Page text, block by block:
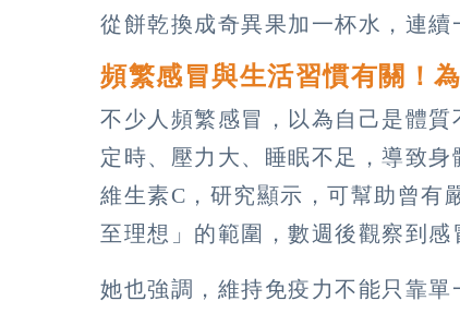
從餅乾換成奇異果加一杯水，連續
頻繁感冒與生活習慣有關！
不少人頻繁感冒，以為自己是體
定時、壓力大、睡眠不足，導致
維生素C，研究顯示，可幫助曾有
至理想」的範圍，數週後觀察到感
她也強調，維持免疫力不能只靠單